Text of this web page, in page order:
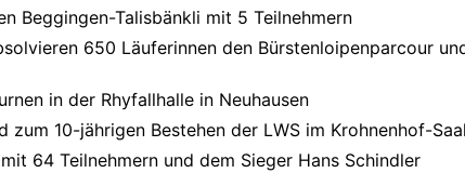
Beggingen-Talisbänkli mit 5 Teilnehmern
650 Läuferinnen den Bürstenloipenparcour
in der Rhyfallhalle in Neuhausen
zum 10-jährigen Bestehen der LWS im Krohnenhof-
mit 64 Teilnehmern und dem Sieger Hans Schindler